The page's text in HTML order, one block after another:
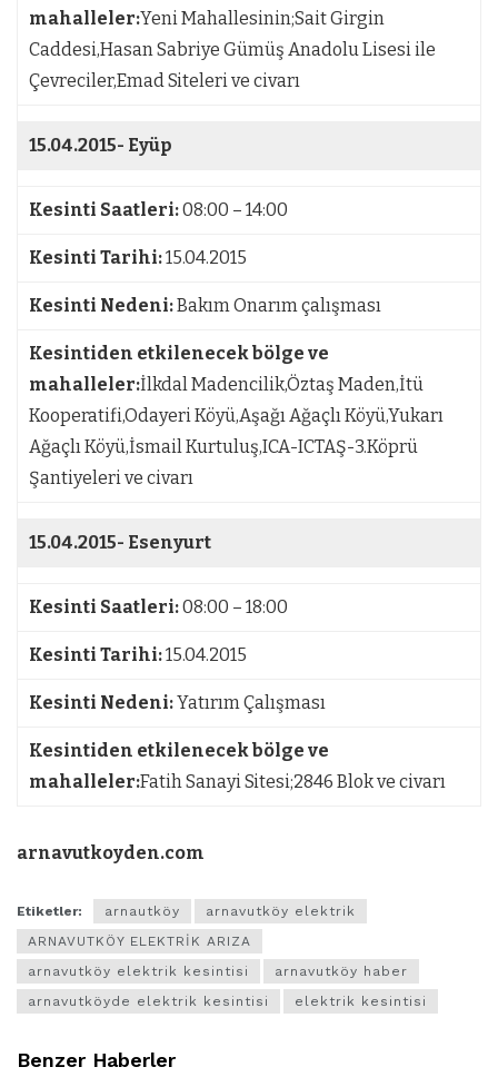
mahalleler:Yeni Mahallesinin;Sait Girgin
Caddesi,Hasan Sabriye Gümüş Anadolu Lisesi ile
Çevreciler,Emad Siteleri ve civarı
15.04.2015- Eyüp
Kesinti Saatleri:08:00 – 14:00
Kesinti Tarihi:15.04.2015
Kesinti Nedeni:Bakım Onarım çalışması
Kesintiden etkilenecek bölge ve
mahalleler:İlkdal Madencilik,Öztaş Maden,İtü
Kooperatifi,Odayeri Köyü,Aşağı Ağaçlı Köyü,Yukarı
Ağaçlı Köyü,İsmail Kurtuluş,ICA-ICTAŞ-3.Köprü
Şantiyeleri ve civarı
15.04.2015- Esenyurt
Kesinti Saatleri:08:00 – 18:00
Kesinti Tarihi:15.04.2015
Kesinti Nedeni:Yatırım Çalışması
Kesintiden etkilenecek bölge ve
mahalleler:Fatih Sanayi Sitesi;2846 Blok ve civarı
arnavutkoyden.com
Etiketler: arnautköy
arnavutköy elektrik
ARNAVUTKÖY ELEKTRİK ARIZA
arnavutköy elektrik kesintisi
arnavutköy haber
arnavutköyde elektrik kesintisi
elektrik kesintisi
Benzer Haberler